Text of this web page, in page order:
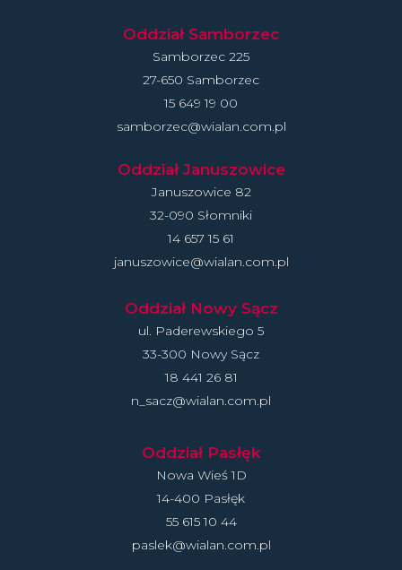
Oddział Samborzec
Samborzec 225
27-650 Samborzec
15 649 19 00
samborzec@wialan.com.pl
Oddział Januszowice
Januszowice 82
32-090 Słomniki
14 657 15 61
januszowice@wialan.com.pl
Oddział Nowy Sącz
ul. Paderewskiego 5
33-300 Nowy Sącz
18 441 26 81
n_sacz@wialan.com.pl
Oddział Pasłęk
Nowa Wieś 1D
14-400 Pasłęk
55 615 10 44
paslek@wialan.com.pl